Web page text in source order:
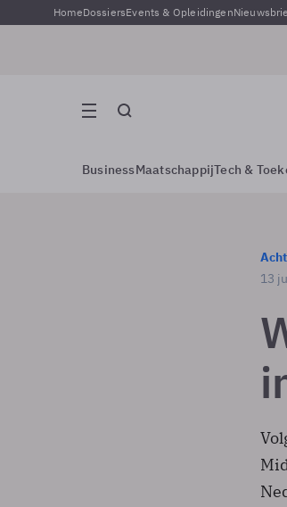
HomeDossiersEvents & Opleidingen
BusinessMaatschappijTech &
13